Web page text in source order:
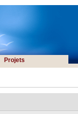
Projets